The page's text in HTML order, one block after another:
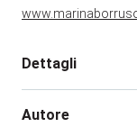
Dettagli
Autore